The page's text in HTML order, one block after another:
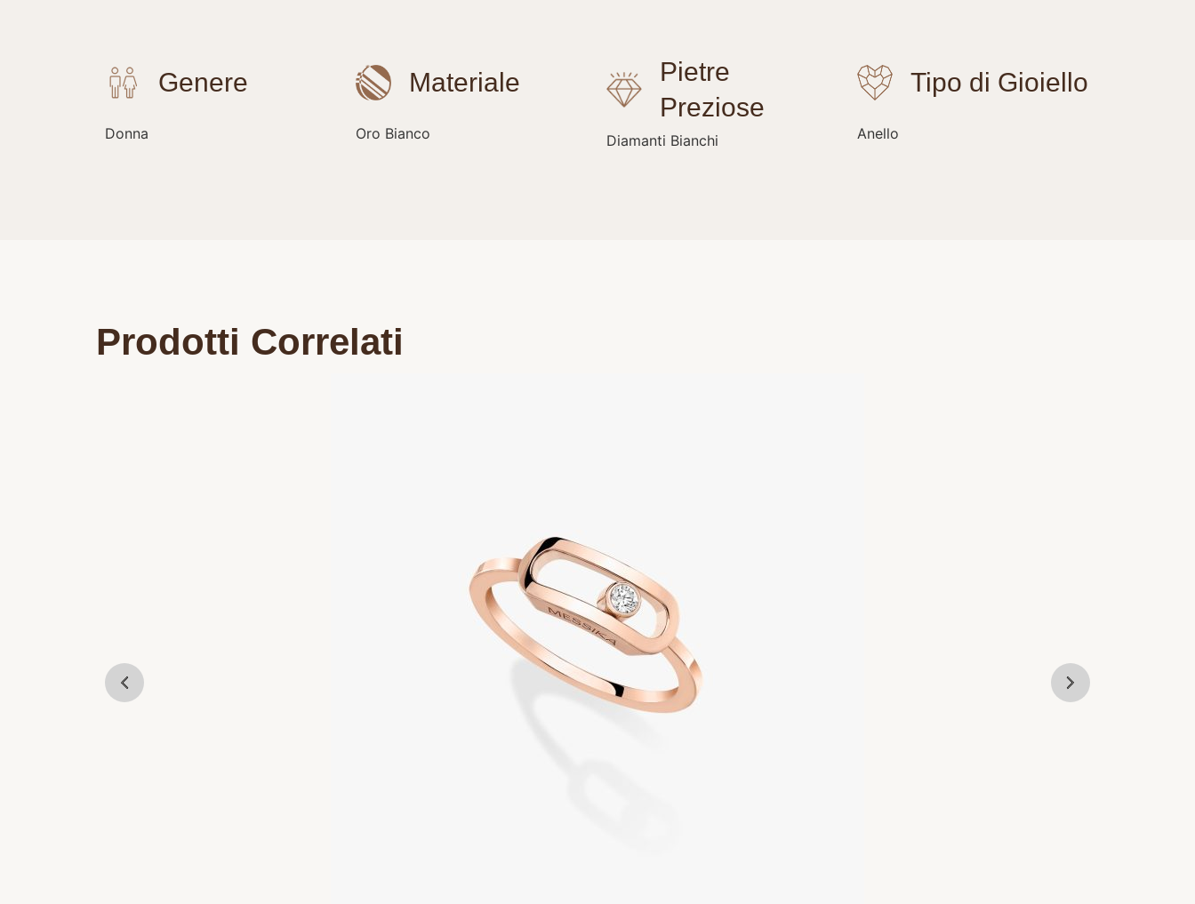
Donna Oro Bianco Diamanti Bianchi Anello
Prodotti Correlati